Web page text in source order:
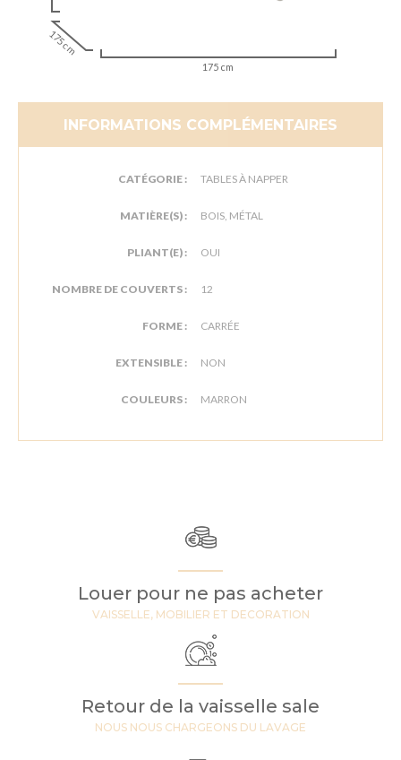
175 cm
175 cm
INFORMATIONS COMPLÉMENTAIRES
CATÉGORIE : TABLES À NAPPER
MATIÈRE(S) : BOIS, MÉTAL
PLIANT(E) : OUI
NOMBRE DE COUVERTS : 12
FORME : CARRÉE
EXTENSIBLE : NON
COULEURS : MARRON
Louer pour ne pas acheter
VAISSELLE, MOBILIER ET DECORATION
Retour de la vaisselle sale
NOUS NOUS CHARGEONS DU LAVAGE